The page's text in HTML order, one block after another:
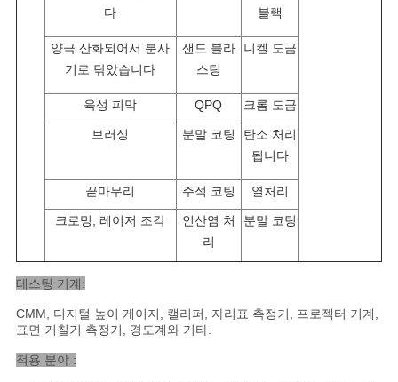
다
블랙
양극 산화되어서 분사
기로 닦았습니다
샌드 블라
스팅
니켈 도금
육성 피막 QPQ 크롬 도금
브러싱 분말 코팅
탄소 처리
됩니다
끝마무리 주석 코팅 열처리
크로밍, 레이저 조각
인산염 처
리
분말 코팅
테스팅 기계:
CMM, 디지털 높이 게이지, 캘리퍼, 자리표 측정기, 프로젝터 기계,
표면 거칠기 측정기, 경도계와 기타.
적용 분야 :